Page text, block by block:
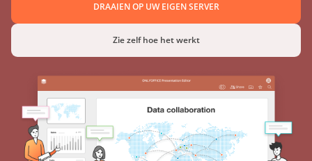
DRAAIEN OP UW EIGEN SERVER
Zie zelf hoe het werkt